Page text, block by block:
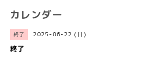
カレンダー
終了 2025-06-22 (日)
終了